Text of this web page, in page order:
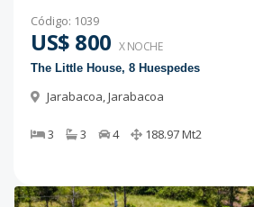
Código: 1039
US$ 800 X NOCHE
The Little House, 8 Huespedes
Jarabacoa,Jarabacoa
3 3 4 188.97Mt2